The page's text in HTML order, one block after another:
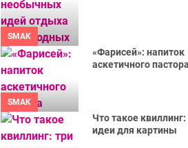
SMAK
SMAK
«Фарисей»: напиток
аскетичного пастора
Что такое квиллинг:
идеи для картины